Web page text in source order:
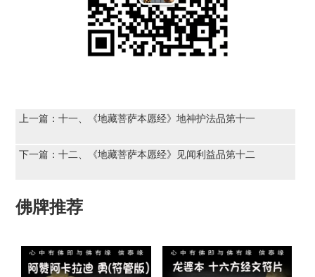
上一篇：十一、《地藏菩萨本愿经》地神护法品第十一
下一篇：十二、《地藏菩萨本愿经》见闻利益品第十二
佛牌推荐